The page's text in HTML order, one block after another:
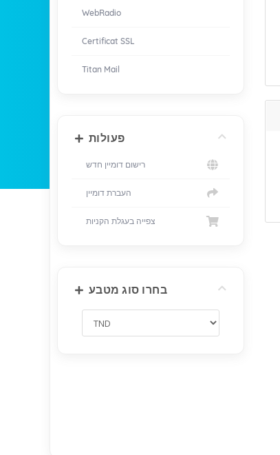
WebRadio
Certificat SSL
Titan Mail
פעולות
רישום דומיין חדש
העברת דומיין
צפייה בעגלת הקניות
בחרו סוג מטבע